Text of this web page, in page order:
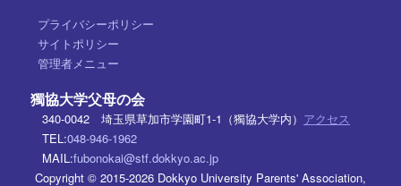
プライバシーポリシー
サイトポリシー
管理者メニュー
獨協大学父母の会
340-0042 埼玉県草加市学園町1-1（獨協大学内） アクセス
TEL:048-946-1962
MAIL:fubonokai@stf.dokkyo.ac.jp
Copyright © 2015-2026 Dokkyo University Parents' Association,